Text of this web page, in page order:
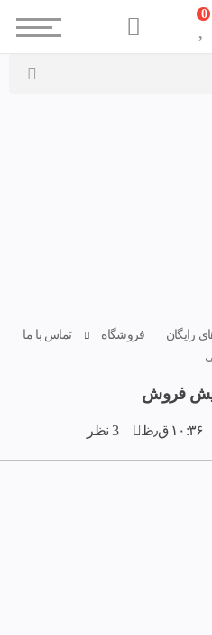
رایگان فروشگاه
تماس با ما
فروش
۱۰:۳۶ ق٫ظ 3 نظر
0